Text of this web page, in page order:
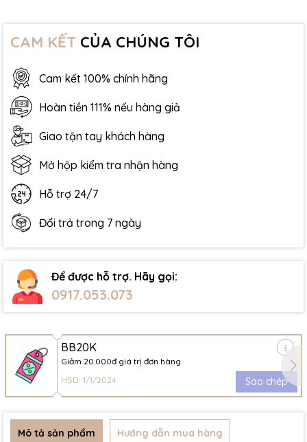
CAM KẾT CỦA CHÚNG TÔI
Cam kết 100% chính hãng
Hoàn tiền 111% nếu hàng giả
Giao tận tay khách hàng
Mở hộp kiểm tra nhận hàng
Hỗ trợ 24/7
Đổi trả trong 7 ngày
Để được hỗ trợ. Hãy gọi:
0917.053.073
BB20K
Giảm 20.000đ giá trị đơn hàng
HSD: 1/1/2024
Sao chép
Mô tả sản phẩm Hướng dẫn mua hàng